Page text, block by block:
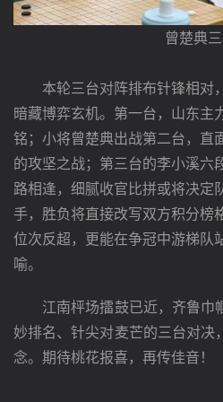
曾楚典
本轮三台对阵排布针锋相对
暗藏博弈玄机。第一台，山东主
铭；小将曾楚典出战第二台，直
的攻坚之战；第三台的李小溪六
路相逢，细腻收官比拼或将决定
手，胜负将直接改写双方积分榜
位次反超，更能在争冠中游梯队
喻。
江南枰场擂鼓已近，齐鲁巾
妙排名、针尖对麦芒的三台对决
念。期待桃花报喜，再传佳音！